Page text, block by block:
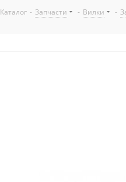
Каталог - Запчасти - Вилки -